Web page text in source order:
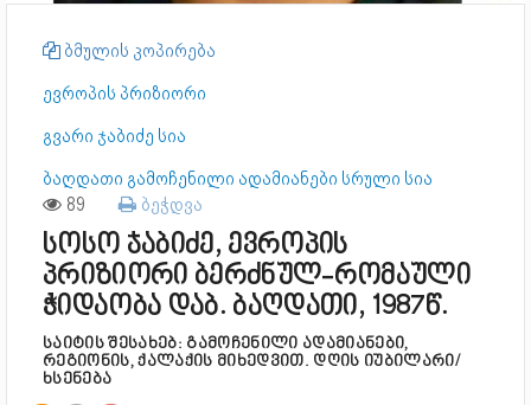
ბმულის კოპირება
ევროპის პრიზიორი
გვარი ჯაბიძე სია
ბაღდათი გამოჩენილი ადამიანები სრული სია
89 ბეჭდვა
სოსო ჯაბიძე, ევროპის
პრიზიორი ბერძნულ-რომაული
ჭიდაობა დაბ. ბაღდათი, 1987წ.
საიტის შესახებ: გამოჩენილი ადამიანები,
რეგიონის, ქალაქის მიხედვით. დღის იუბილარი/
ხსენება